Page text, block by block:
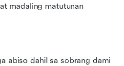
madaling matutunan
abiso dahil sa sobrang dami